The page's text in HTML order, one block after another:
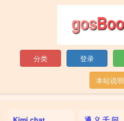
分类 登录
本站说明